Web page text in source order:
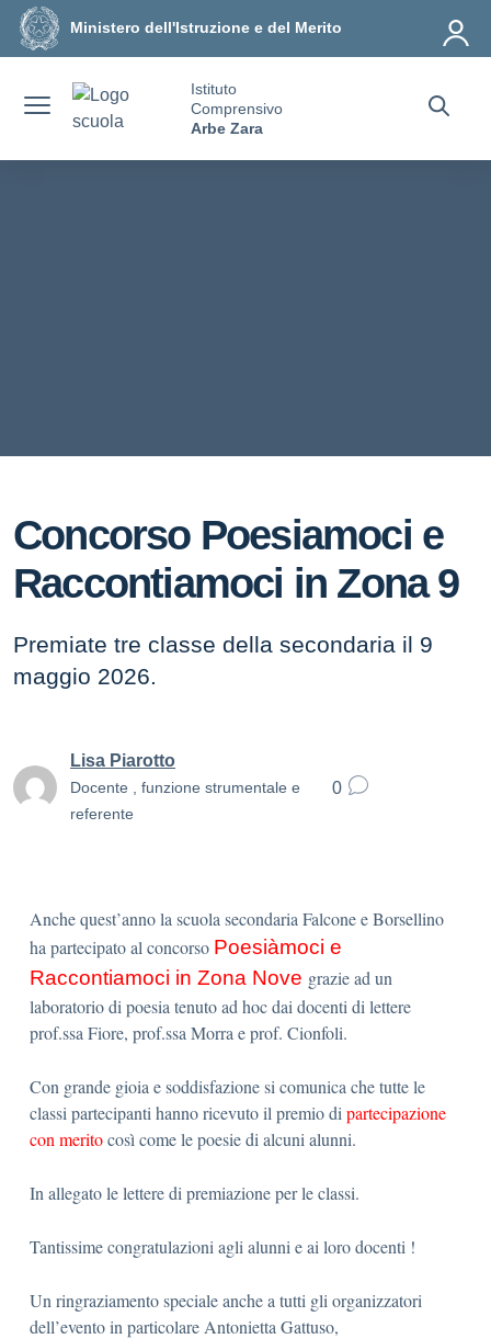
Vai ai contenuti
Vai al menu di navigazione
Vai al footer
Ministero dell'Istruzione e del Merito
Istituto
Comprensivo
Arbe Zara
Concorso Poesiamoci e
Raccontiamoci in Zona 9
Premiate tre classe della secondaria il 9
maggio 2026.
Lisa Piarotto
Docente , funzione strumentale e
referente
0
Anche quest’anno la scuola secondaria Falcone e Borsellino
ha partecipato al concorso Poesiàmoci e
Raccontiamoci in Zona Nove grazie ad un
laboratorio di poesia tenuto ad hoc dai docenti di lettere
prof.ssa Fiore, prof.ssa Morra e prof. Cionfoli.
Con grande gioia e soddisfazione si comunica che tutte le
classi partecipanti hanno ricevuto il premio di partecipazione
con meritocosì come le poesie di alcuni alunni.
In allegato le lettere di premiazione per le classi.
Tantissime congratulazioni agli alunni e ai loro docenti !
Un ringraziamento speciale anche a tutti gli organizzatori
dell’evento in particolare Antonietta Gattuso,